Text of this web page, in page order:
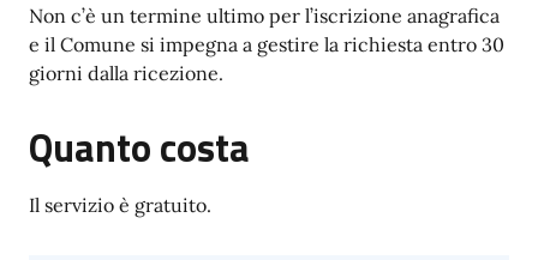
Non c’è un termine ultimo per l’iscrizione anagrafica
e il Comune si impegna a gestire la richiesta entro 30
giorni dalla ricezione.
Quanto costa
Il servizio è gratuito.